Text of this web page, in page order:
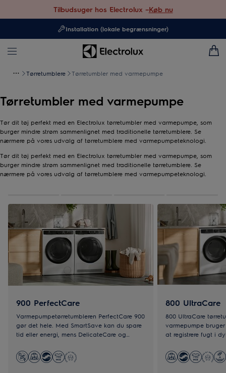
Tilbudsuger hos Electrolux –Køb nu
Installation (lokale begrænsninger)
Tørretumblere Tørretumbler med varmepumpe
Tørretumbler med varmepumpe
Tør dit tøj perfekt med en Electrolux tørretumbler med varmepumpe, som
burger mindre strøm sammenlignet med traditionelle tørretumblere. Se
nærmere på vores udvalg af tørretumblere med varmepumpeteknologi.
Tør dit tøj perfekt med en Electrolux tørretumbler med varmepumpe, som
burger mindre strøm sammenlignet med traditionelle tørretumblere. Se
nærmere på vores udvalg af tørretumblere med varmepumpeteknologi.
900 PerfectCare
Varmepumpetørretumbleren PerfectCare 900
gør det hele. Med SmartSave kan du spare
tid eller energi, mens DelicateCare og
800 UltraCare
800 UltraCare
varmepumpe
at registrere fugt i
jævnt. Selv tykke
og skånsomt.